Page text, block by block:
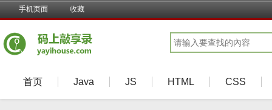
手机页面 收藏
首页 Java JS HTML CSS